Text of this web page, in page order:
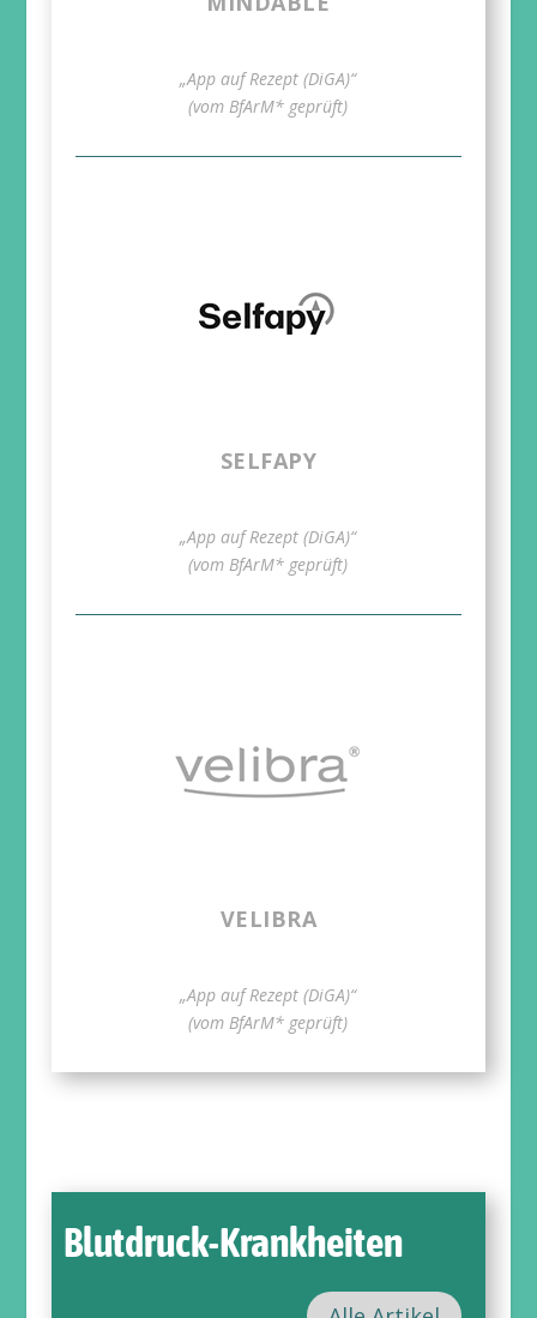
„App auf Rezept (DiGA)“
(vom BfArM* geprüft)
SELFAPY
„App auf Rezept (DiGA)“
(vom BfArM* geprüft)
VELIBRA
„App auf Rezept (DiGA)“
(vom BfArM* geprüft)
Blutdruck-Krankheiten